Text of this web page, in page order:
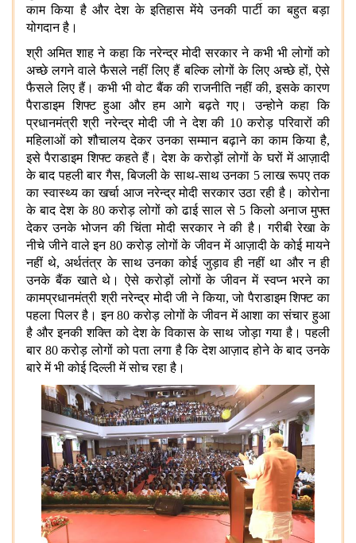
काम किया है और देश के इतिहास मेंये उनकी पार्टी का बहुत बड़ा
योगदान है।
श्री अमित शाह ने कहा कि नरेन्द्र मोदी सरकार ने कभी भी लोगों को
अच्छे लगने वाले फैसले नहीं लिए हैं बल्कि लोगों के लिए अच्छे हों, ऐसे
फैसले लिए हैं। कभी भी वोट बैंक की राजनीति नहीं की, इसके कारण
पैराडाइम शिफ्ट हुआ और हम आगे बढ़ते गए। उन्होने कहा कि
प्रधानमंत्री श्री नरेन्द्र मोदी जी ने देश की 10 करोड़ परिवारों की
महिलाओं को शौचालय देकर उनका सम्मान बढ़ाने का काम किया है,
इसे पैराडाइम शिफ्ट कहते हैं। देश के करोड़ों लोगों के घरों में आज़ादी
के बाद पहली बार गैस, बिजली के साथ-साथ उनका 5 लाख रूपए तक
का स्वास्थ्य का खर्चा आज नरेन्द्र मोदी सरकार उठा रही है। कोरोना
के बाद देश के 80 करोड़ लोगों को ढाई साल से 5 किलो अनाज मुफ्त
देकर उनके भोजन की चिंता मोदी सरकार ने की है। गरीबी रेखा के
नीचे जीने वाले इन 80 करोड़ लोगों के जीवन में आज़ादी के कोई मायने
नहीं थे, अर्थतंत्र के साथ उनका कोई जुड़ाव ही नहीं था और न ही
उनके बैंक खाते थे। ऐसे करोड़ों लोगों के जीवन में स्वप्न भरने का
कामप्रधानमंत्री श्री नरेन्द्र मोदी जी ने किया, जो पैराडाइम शिफ्ट का
पहला पिलर है। इन 80 करोड़ लोगों के जीवन में आशा का संचार हुआ
है और इनकी शक्ति को देश के विकास के साथ जोड़ा गया है। पहली
बार 80 करोड़ लोगों को पता लगा है कि देश आज़ाद होने के बाद उनके
बारे में भी कोई दिल्ली में सोच रहा है।